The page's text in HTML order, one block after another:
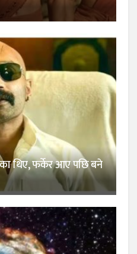
थिए, फर्केर आए पछि बने